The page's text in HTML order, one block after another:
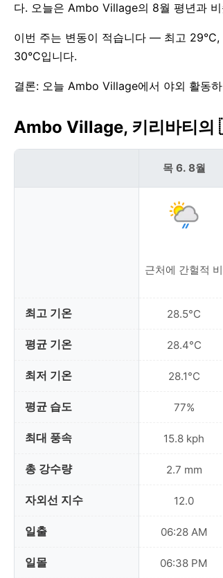
다. 오늘은 Ambo Village의 8월 평년과
이번 주는 변동이 적습니다 — 최고
30°C입니다.
결론: 오늘 Ambo Village에서 야외 활동
Ambo Village, 키리바티
최고 기온
평균 기온
최저 기온
평균 습도
최대 풍속
총 강수량
자외선 지수
일출
일몰
목 6. 8월
근처에 간헐적 비
28.5°C
28.4°C
28.1°C
77%
15.8 kph
2.7 mm
12.0
06:28 AM
06:38 PM